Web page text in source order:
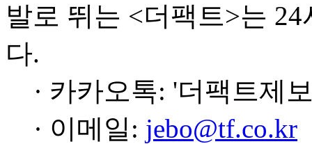
발로 뛰는 <더팩트>는
다.
· 카카오톡: '더팩트제
· 이메일: jebo@tf.co.kr